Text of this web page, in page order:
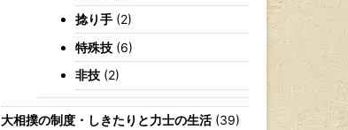
捻り手 (2)
特殊技 (6)
非技 (2)
大相撲の制度・しきたりと力士の生活 (39)